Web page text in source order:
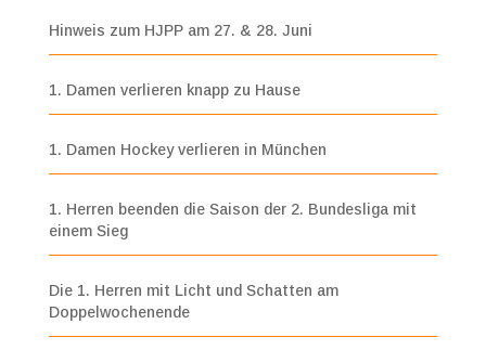
Hinweis zum HJPP am 27. & 28. Juni
1. Damen verlieren knapp zu Hause
1. Damen Hockey verlieren in München
1. Herren beenden die Saison der 2. Bundesliga mit
einem Sieg
Die 1. Herren mit Licht und Schatten am
Doppelwochenende